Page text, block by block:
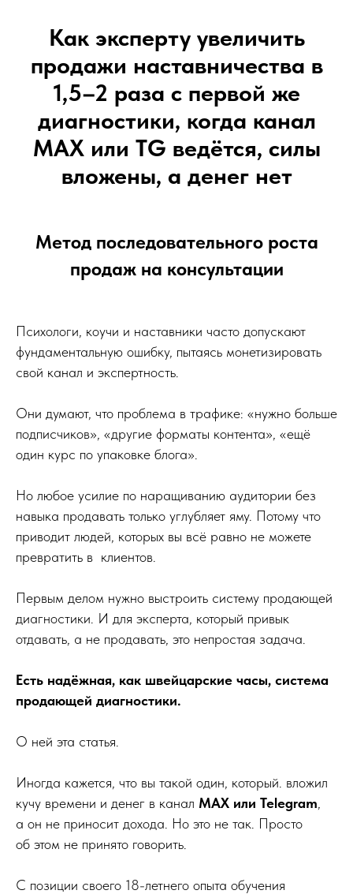
Как эксперту увеличить
продажи наставничества в
1,5–2 раза с первой же
диагностики, когда канал
MAX или TG ведётся, силы
вложены, а денег нет
Метод последовательного роста
продаж на консультации
Психологи, коучи и наставники часто допускают
фундаментальную ошибку, пытаясь монетизировать
свой канал и экспертность.
Они думают, что проблема в трафике: «нужно больше
подписчиков», «другие форматы контента», «ещё
один курс по упаковке блога».
Но любое усилие по наращиванию аудитории без
навыка продавать только углубляет яму. Потому что
приводит людей, которых вы всё равно не можете
превратить в клиентов.
Первым делом нужно выстроить систему продающей
диагностики. И для эксперта, который привык
отдавать, а не продавать, это непростая задача.
Есть надёжная, как швейцарские часы, система
продающей диагностики.
О ней эта статья.
Иногда кажется, что вы такой один, который. вложил
кучу времени и денег в канал MAX или Telegram,
а он не приносит дохода. Но это не так. Просто
об этом не принято говорить.
С позиции своего 18-летнего опыта обучения